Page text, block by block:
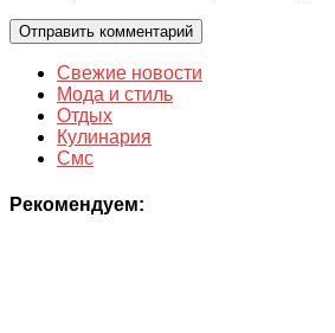
Свежие новости
Мода и стиль
Отдых
Кулинария
Смс
Рекомендуем: